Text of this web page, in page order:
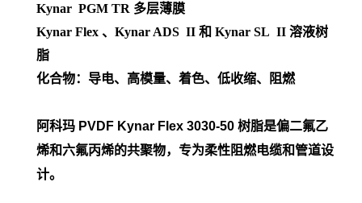
Kynar PGM TR 多层薄膜
Kynar Flex 、Kynar ADS II 和 Kynar SL II 溶液树
脂
化合物：导电、高模量、着色、低收缩、阻燃
阿科玛 PVDF Kynar Flex 3030-50 树脂是偏二氟乙
烯和六氟丙烯的共聚物，专为柔性阻燃电缆和管道设
计。